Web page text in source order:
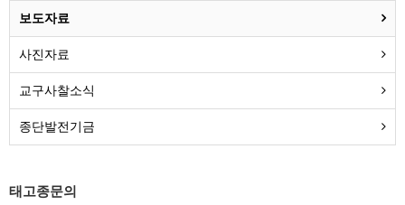
보도자료
사진자료
교구사찰소식
종단발전기금
태고종문의